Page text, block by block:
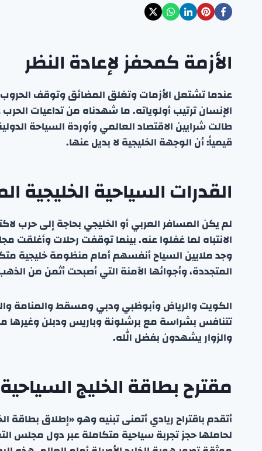
الأزمة كمحفز لإعادة النظر
عندما تشتعل الأزمات وتغلق المضائق وتوقف
الإنسان ترتيب أولوياته. ما شهدناه من تداعيات
طالت شرايين الاقتصاد العالمي وأوردة السياحة
قيمياً: أن الوجهة الخليجية لا بديل عنها.
القدرات السياحية الخليجية
الانتباه لما غفلوا عنه. بينما توقفت رحلات
وجد ملايين السياح أنفسهم أمام منظومة خليجية
المتجددة، وأجوائها الآمنة التي أصبحت أثمن من
الكويت والرياض وأبوظبي ودبي ومسقط والمنامة
تتنافس بشراسة مع برشلونة وباريس ودبلن وغيرها
والزوار يشهدون بفضل الله.
مقترح بطاقة الخليج
أتقدم باقتراح ريادي أتمنى تبنيه وهو «إطلاق
لحاملها حجز تجربة سياحية متكاملة عبر دول مجلس